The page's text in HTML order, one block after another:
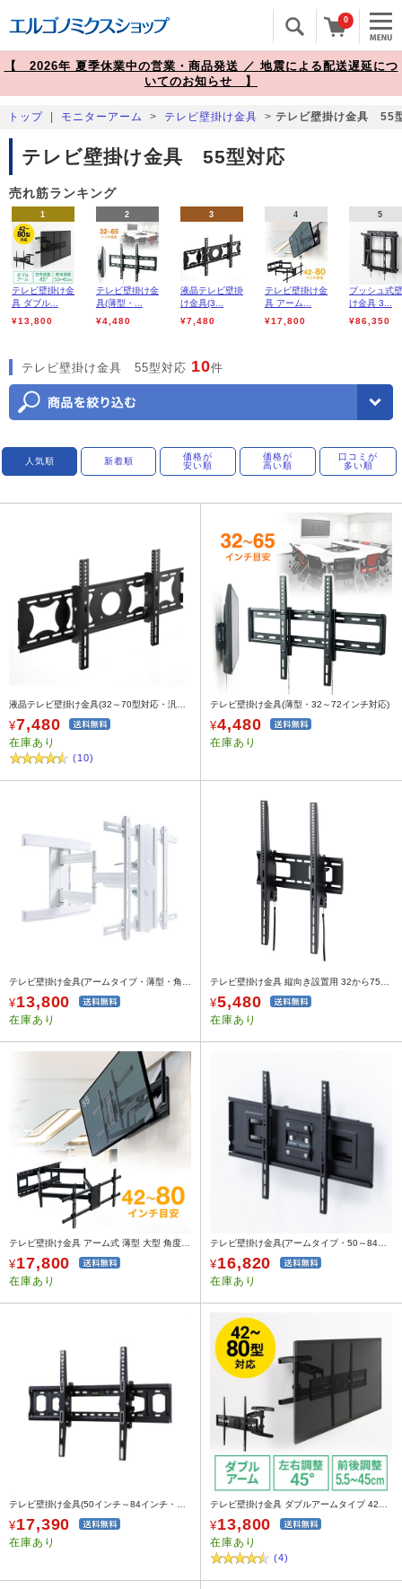
0
【 2026年 夏季休業中の営業・商品発送 ／ 地震による配送遅延につ
いてのお知らせ 】
トップ モニターアーム > テレビ壁掛け金具 > テレビ壁掛け金具 55
テレビ壁掛け金具 55型対応
売れ筋ランキング
1
テレビ壁掛け金
具 ダブル...
¥13,800
2
テレビ壁掛け金
具(薄型・...
¥4,480
3
液晶テレビ壁掛
け金具(3...
¥7,480
4
テレビ壁掛け金
具 アーム...
¥17,800
5
プッシュ式
け金具 3...
¥86,350
テレビ壁掛け金具 55型対応 10件
人気順 新着順
価格が
安い順
価格が
高い順
口コミが
多い順
¥7,480
在庫あり
(10)
テレビ壁掛け金具(薄型・32～72インチ対応)
¥4,480
在庫あり
¥13,800
在庫あり
¥5,480
在庫あり
¥17,800
在庫あり
¥16,820
在庫あり
¥17,390
在庫あり
¥13,800
在庫あり
(4)